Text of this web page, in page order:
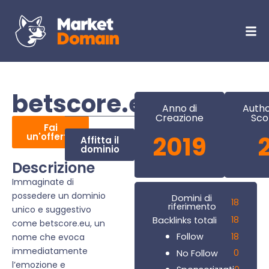
betscore.eu
Fai
un'offerta Affitta il
dominio
Descrizione
Immaginate di
possedere un dominio
unico e suggestivo
come betscore.eu, un
nome che evoca
immediatamente
l’emozione e
Anno di
Creazione
2019
Domini di
riferimento
18
Backlinks totali
18
Follow
18
No Follow
0